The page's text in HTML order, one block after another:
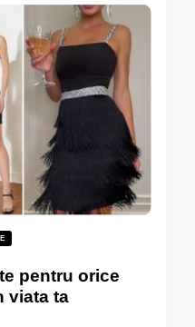
pentru orice
viata ta